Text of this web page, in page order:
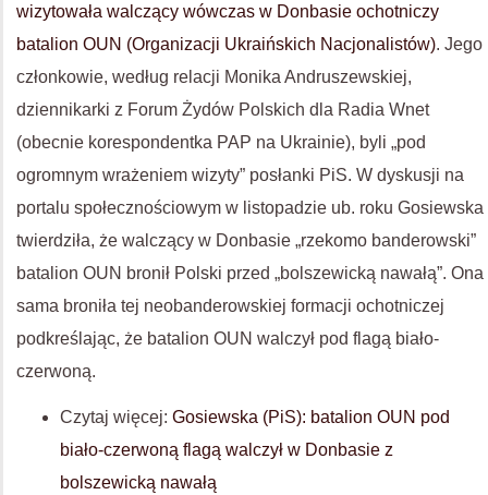
wizytowała walczący wówczas w Donbasie ochotniczy
batalion OUN (Organizacji Ukraińskich Nacjonalistów). Jego
członkowie, według relacji Monika Andruszewskiej,
dziennikarki z Forum Żydów Polskich dla Radia Wnet
(obecnie korespondentka PAP na Ukrainie), byli „pod
ogromnym wrażeniem wizyty” posłanki PiS. W dyskusji na
portalu społecznościowym w listopadzie ub. roku Gosiewska
twierdziła, że walczący w Donbasie „rzekomo banderowski”
batalion OUN bronił Polski przed „bolszewicką nawałą”. Ona
sama broniła tej neobanderowskiej formacji ochotniczej
podkreślając, że batalion OUN walczył pod flagą biało-
czerwoną.
Czytaj więcej: Gosiewska (PiS): batalion OUN pod
biało-czerwoną flagą walczył w Donbasie z
bolszewicką nawałą